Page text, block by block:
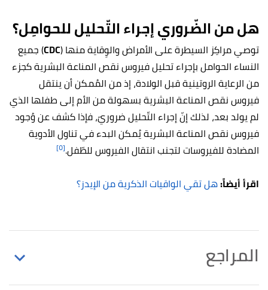
هل من الضّروري إجراء التّحليل للحوامِل؟
توصي مراكِز السيطرة على الأمراض والوِقاية منها (CDC) جميع
النساء الحوامل بإجراء تحليل فيروس نقص المناعة البشرية كجزء
من الرعاية الروتينية قبل الولادة، إذ من المُمكن أن ينتقل
فيروس نقص المناعة البشرية بسهولة من الأم إلى طفلها الذي
لم يولد بعد، لذلك إنّ إجراء التّحليل ضروريّ، فإذا كشف عن وُجود
فيروس نقص المناعة البشرية يُمكن البدء في تناول الأدوية
المضادة للفيروسات لتجنب انتقال الفيروس للطّفل.[٥]
اقرأ أيضاً:هل تقي الواقيات الذكرية من الإيدز؟
المراجع